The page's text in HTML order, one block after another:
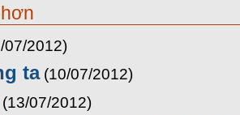
07/2012)
ta (10/07/2012)
(13/07/2012)